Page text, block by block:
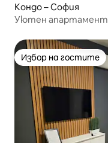
Кондо – София
Уютен апартамент
Избор на гостите
Избор на гостите